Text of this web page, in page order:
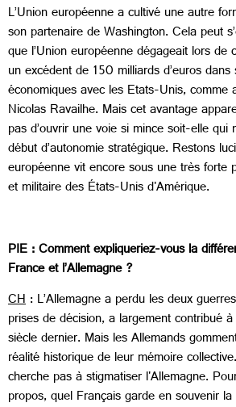
L’Union européenne a cultivé une autre
son partenaire de Washington. Cela peut
que l’Union européenne dégageait lors de
un excédent de 150 milliards d’euros
économiques avec les Etats-Unis, comme
Nicolas Ravailhe. Mais cet avantage
pas d’ouvrir une voie si mince soit-elle
début d’autonomie stratégique. Restons
européenne vit encore sous une très forte
et militaire des États-Unis d'Amérique.
PIE : Comment expliqueriez-vous la
France et l’Allemagne ?
CH: L’Allemagne a perdu les deux
prises de décision, a largement contribué
siècle dernier. Mais les Allemands
réalité historique de leur mémoire
cherche pas à stigmatiser l'Allemagne.
propos, quel Français garde en souvenir